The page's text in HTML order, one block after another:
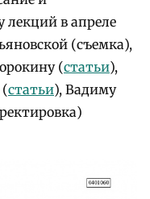
лекций в апреле
(съемка),
(статьи),
статьи), Вадиму